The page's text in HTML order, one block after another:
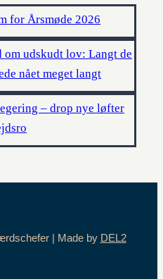
for Årsmøde 2026
udskudt lov: Langt de
nået meget langt
– drop nye løfter
| Made by DEL2